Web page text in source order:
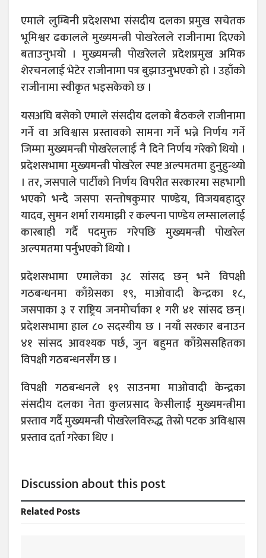
एमाले लुम्बिनी प्रदेशसभा संसदीय दलका प्रमुख सचेतक
भूमिश्वर ढकालले मुख्यमन्त्री पोखरेलले राजीनामा दिएको
बताउनुभयो । मुख्यमन्त्री पोखरेलले प्रदेशप्रमुख अमिक
शेरचनलाई भेटेर राजीनामा पत्र बुझाउनुभएको हो । उहाँको
राजीनामा स्वीकृत भइसकेको छ ।
यसअघि बसेको एमाले संसदीय दलको बैठकले राजीनामा
गर्ने वा अविश्वास प्रस्तावको सामना गर्ने भन्ने निर्णय गर्ने
जिम्मा मुख्यमन्त्री पोखरेललाई नै दिने निर्णय गरेको थियो ।
प्रदेशसभामा मुख्यमन्त्री पोखरेल स्पष्ट अल्पमतमा हुनुहुन्थ्यो
। तर, जसपाले पार्टीको निर्णय विपरीत सरकारमा सहभागी
भएको भन्दै जसपा सन्तोषकुमार पाण्डेय, विजयबहादुर
यादव, सुमन शर्मा रायमाझी र कल्पना पाण्डेय लम्साललाई
कारबाही गर्दै पदमुक्त गरेपछि मुख्यमन्त्री पोखरेल
अल्पमतमा पर्नुभएको थियो ।
प्रदेशसभामा एमालेका ३८ सांसद छन् भने विपक्षी
गठबन्धनमा काँग्रेसका १९, माओवादी केन्द्रका १८,
जसपाका ३ र राष्ट्रिय जनमोर्चाका १ गरी ४१ सांसद छन्।
प्रदेशसभामा हाल ८० सदस्यीय छ । नयाँ सरकार बनाउन
४१ सांसद आवश्यक पर्छ, जुन बहुमत काँग्रेससहितका
विपक्षी गठबन्धनसँग छ ।
विपक्षी गठबन्धनले १९ साउनमा माओवादी केन्द्रका
संसदीय दलका नेता कुलप्रसाद केसीलाई मुख्यमन्त्रीमा
प्रस्ताव गर्दै मुख्यमन्त्री पोखरेलविरुद्ध तेस्रो पटक अविश्वास
प्रस्ताव दर्ता गरेका थिए ।
Discussion about this post
RelatedPosts